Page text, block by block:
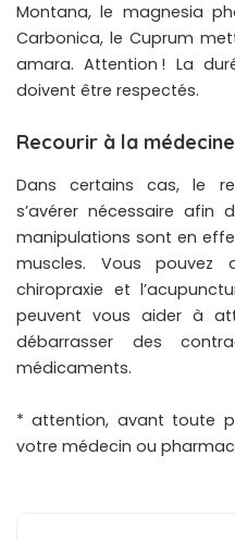
Montana, le magnesia
Carbonica, le Cuprum
amara. Attention ! La
doivent être respectés.
Recourir à la
Dans certains cas, le
s’avérer nécessaire afin
manipulations sont en
muscles. Vous pouvez
chiropraxie et
peuvent vous aider à
débarrasser des
médicaments.
* attention, avant toute
votre médecin ou